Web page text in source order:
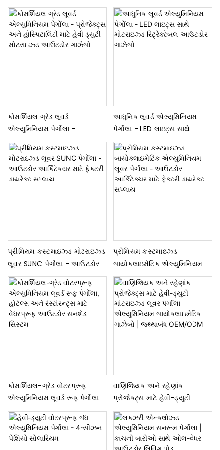
(જથ્થાબંધ અને જથ્થાબંધ ઓર્ડર
ઉપલબ્ધ)
OEM/ODM વોટરપ્રૂફ પેશિયો
ગાઝેબો હોલસેલ
કોમર્શિયલ ગ્રેડ લૂવર્ડ
એલ્યુમિનિયમ પેર્ગોલા -
પ્રોજેક્ટ્સ અને હોસ્પિટાલિટી માટે
હેવી ડ્યુટી મોટરાઇઝ્ડ આઉટડોર
ગાઝેબો
આધુનિક લૂવર્ડ એલ્યુમિનિયમ
પેર્ગોલા - LED લાઇટ્સ સાથે
મોટરાઇઝ્ડ રિટ્રેક્ટેબલ આઉટડોર
ગાઝેબો
પ્રીમિયમ કસ્ટમાઇઝ્ડ મોટરાઇઝ્ડ
લૂવર SUNC પેર્ગોલા - આઉટડોર
આર્કિટેક્ચર માટે ફેક્ટરી ડાયરેક્ટ
સપ્લાય
પ્રીમિયમ કસ્ટમાઇઝ્ડ
બાયોક્લાઇમેટિક એલ્યુમિનિયમ
લૂવર પેર્ગોલા - આઉટડોર
આર્કિટેક્ચર માટે ફેક્ટરી ડાયરેક્ટ
સપ્લાય
કોમર્શિયલ-ગ્રેડ વોટરપ્રૂફ
એલ્યુમિનિયમ લૂવર્ડ રૂફ પેર્ગોલા,
હોટેલ્સ અને રેસ્ટોરન્ટ્સ માટે
વેધરપ્રૂફ આઉટડોર સનશેડ
સિસ્ટમ
વાણિજ્યિક અને રહેણાંક
પ્રોજેક્ટ્સ માટે હેવી-ડ્યુટી
મોટરાઇઝ્ડ લૂવર પેર્ગોલા
એલ્યુમિનિયમ બાયોક્લાઇમેટિક
ગાઝેબો | જથ્થાબંધ OEM/ODM